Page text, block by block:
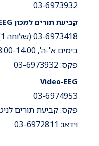
03-6973932
קביעת תורים למכון EEG
03-
בימים א'-ה', 08:00-14:00
פקס: 03-6973932
Video-EEG
03-6974953
פקס: קביעת תורים
וידאו: 03-6972811